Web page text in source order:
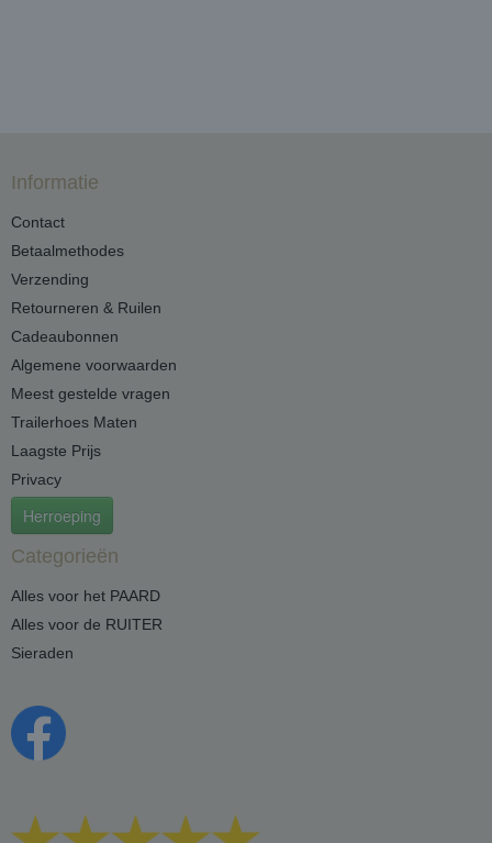
Informatie
Contact
Betaalmethodes
Verzending
Retourneren & Ruilen
Cadeaubonnen
Algemene voorwaarden
Meest gestelde vragen
Trailerhoes Maten
Laagste Prijs
Privacy
Herroeping
Categorieën
Alles voor het PAARD
Alles voor de RUITER
Sieraden